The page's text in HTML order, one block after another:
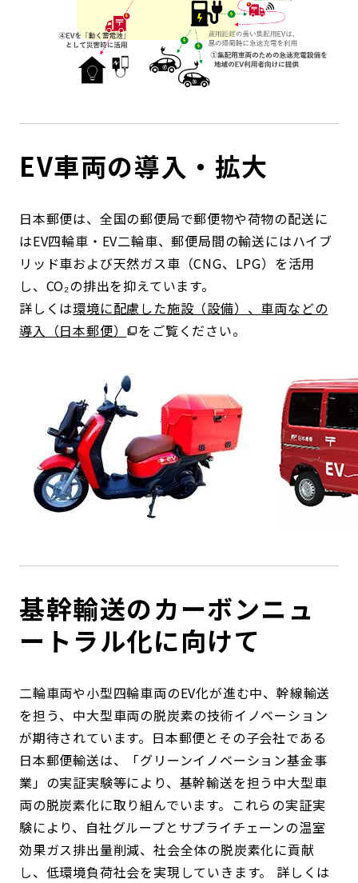
EV車両の導入・拡大
日本郵便は、全国の郵便局で郵便物や荷物の配送に
はEV四輪車・EV二輪車、郵便局間の輸送にはハイブ
リッド車および天然ガス車（CNG、LPG）を活用
し、CO₂の排出を抑えています。
詳しくは環境に配慮した施設（設備）、車両などの
導入（日本郵便）
をご覧ください。
基幹輸送のカーボンニュ
ートラル化に向けて
二輪車両や小型四輪車両のEV化が進む中、幹線輸送
を担う、中大型車両の脱炭素の技術イノベーション
が期待されています。日本郵便とその子会社である
日本郵便輸送は、「グリーンイノベーション基金事
業」の実証実験等により、基幹輸送を担う中大型車
両の脱炭素化に取り組んでいます。これらの実証実
験により、自社グループとサプライチェーンの温室
効果ガス排出量削減、社会全体の脱炭素化に貢献
し、低環境負荷社会を実現していきます。 詳しくは